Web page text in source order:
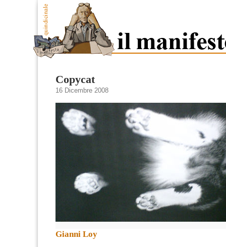
Copycat
16 Dicembre 2008
Gianni Loy